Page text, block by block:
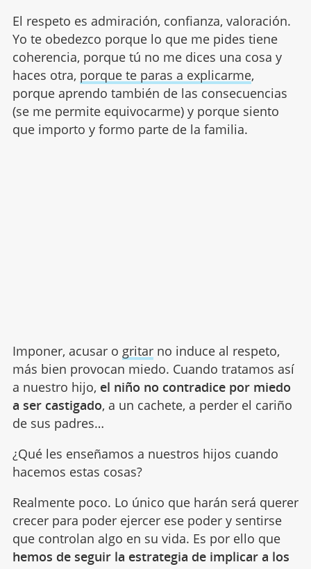
El respeto es admiración, confianza, valoración.
Yo te obedezco porque lo que me pides tiene
coherencia, porque tú no me dices una cosa y
haces otra, porque te paras a explicarme,
porque aprendo también de las consecuencias
(se me permite equivocarme) y porque siento
que importo y formo parte de la familia.
Imponer, acusar o gritarno induce al respeto,
más bien provocan miedo. Cuando tratamos así
a nuestro hijo, el niño no contradice por miedo
a ser castigado, a un cachete, a perder el cariño
de sus padres…
¿Qué les enseñamos a nuestros hijos cuando
hacemos estas cosas?
Realmente poco. Lo único que harán será querer
crecer para poder ejercer ese poder y sentirse
que controlan algo en su vida. Es por ello que
hemos de seguir la estrategia de implicar a los